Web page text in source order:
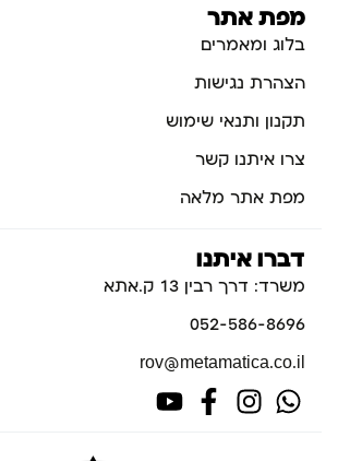
מפת אתר
בלוג ומאמרים
הצהרת נגישות
תקנון ותנאי שימוש
צרו איתנו קשר
מפת אתר מלאה
דברו איתנו
משרד: דרך רבין 13 ק.אתא
052-586-8696
rov@metamatica.co.il